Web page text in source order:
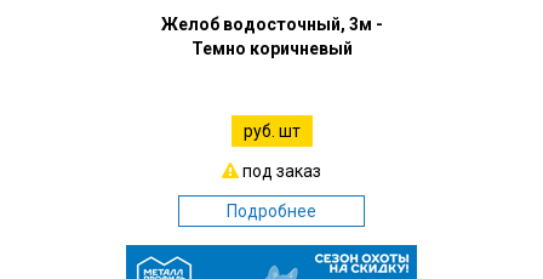
Желоб водосточный, 3м -
Темно коричневый
руб. шт
под заказ
Подробнее